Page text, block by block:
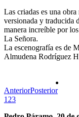
Las criadas es una
versionada y traducida
manera increíble por
La Señora.
La escenografía es de
Almudena Rodríguez
AnteriorPosterior
123